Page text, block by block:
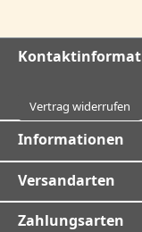
Vertrag widerrufen
Informationen
Versandarten
Zahlungsarten